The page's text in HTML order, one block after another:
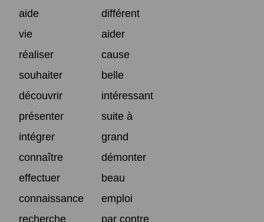
aide
différent
vie
aider
réaliser
cause
souhaiter
belle
découvrir
intéressant
présenter
suite à
intégrer
grand
connaître
démonter
effectuer
beau
connaissance
emploi
recherche
par contre